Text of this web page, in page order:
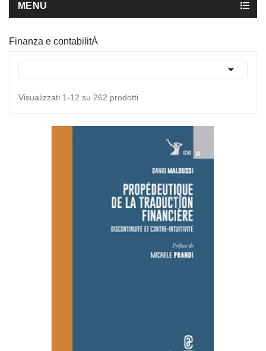
MENU
Finanza e contabilitÀ

Visualizzati 1-12 su 262 prodotti